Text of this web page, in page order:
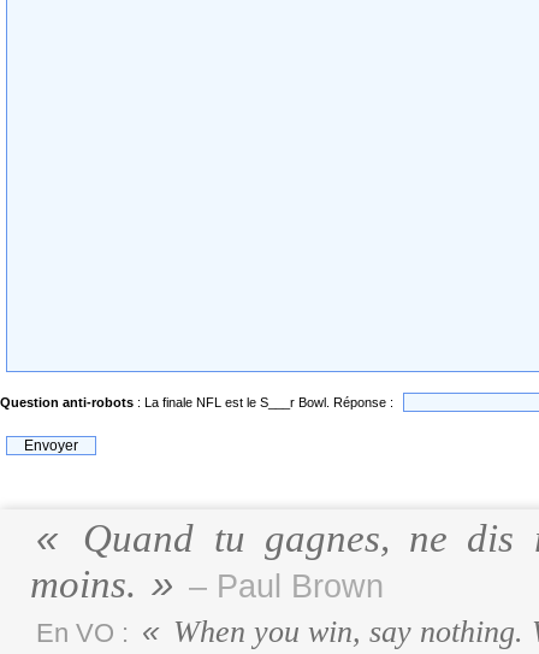
Question anti-robots : La finale NFL est le S___r Bowl. Réponse :
Quand tu gagnes, ne dis
moins.
– Paul Brown
En VO : When you win, say nothing.